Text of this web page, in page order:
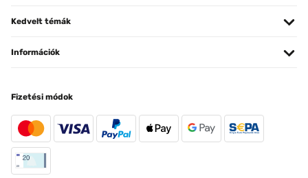
Kedvelt témák
Információk
Fizetési módok